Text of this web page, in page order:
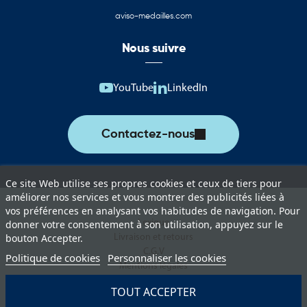
Ce site Web utilise ses propres cookies et ceux de tiers pour
améliorer nos services et vous montrer des publicités liées à
vos préférences en analysant vos habitudes de navigation. Pour
donner votre consentement à son utilisation, appuyez sur le
bouton Accepter.
Politique de cookies Personnaliser les cookies
TOUT ACCEPTER
aviso-medailles.com
Nous suivre
YouTube LinkedIn
Contactez-nous
Lexique
Mentions légales
Paiement sécurisé